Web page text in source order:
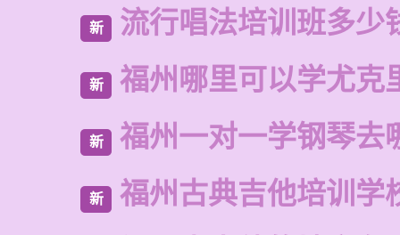
新 流行唱法培训班多少
新 福州哪里可以学尤克
新 福州一对一学钢琴去
新 福州古典吉他培训学